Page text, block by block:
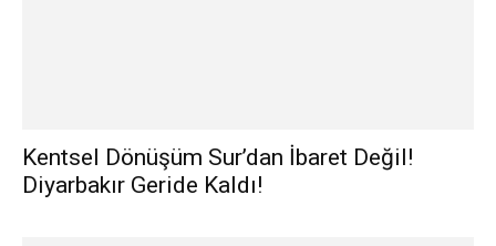
Kentsel Dönüşüm Sur’dan İbaret Değil!
Diyarbakır Geride Kaldı!